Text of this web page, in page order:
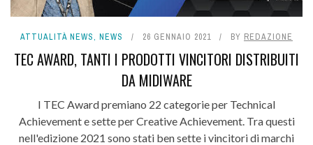
ATTUALITÀ NEWS, NEWS 26 GENNAIO 2021 BY REDAZIONE
TEC AWARD, TANTI I PRODOTTI VINCITORI DISTRIBUITI
DA MIDIWARE
I TEC Award premiano 22 categorie per Technical
Achievement e sette per Creative Achievement. Tra questi
nell'edizione 2021 sono stati ben sette i vincitori di marchi